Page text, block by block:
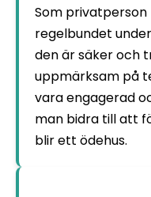
Som
regelbundet
den är säker och
uppmärksam på
vara engagerad
man bidra till att
blir ett ödehus.